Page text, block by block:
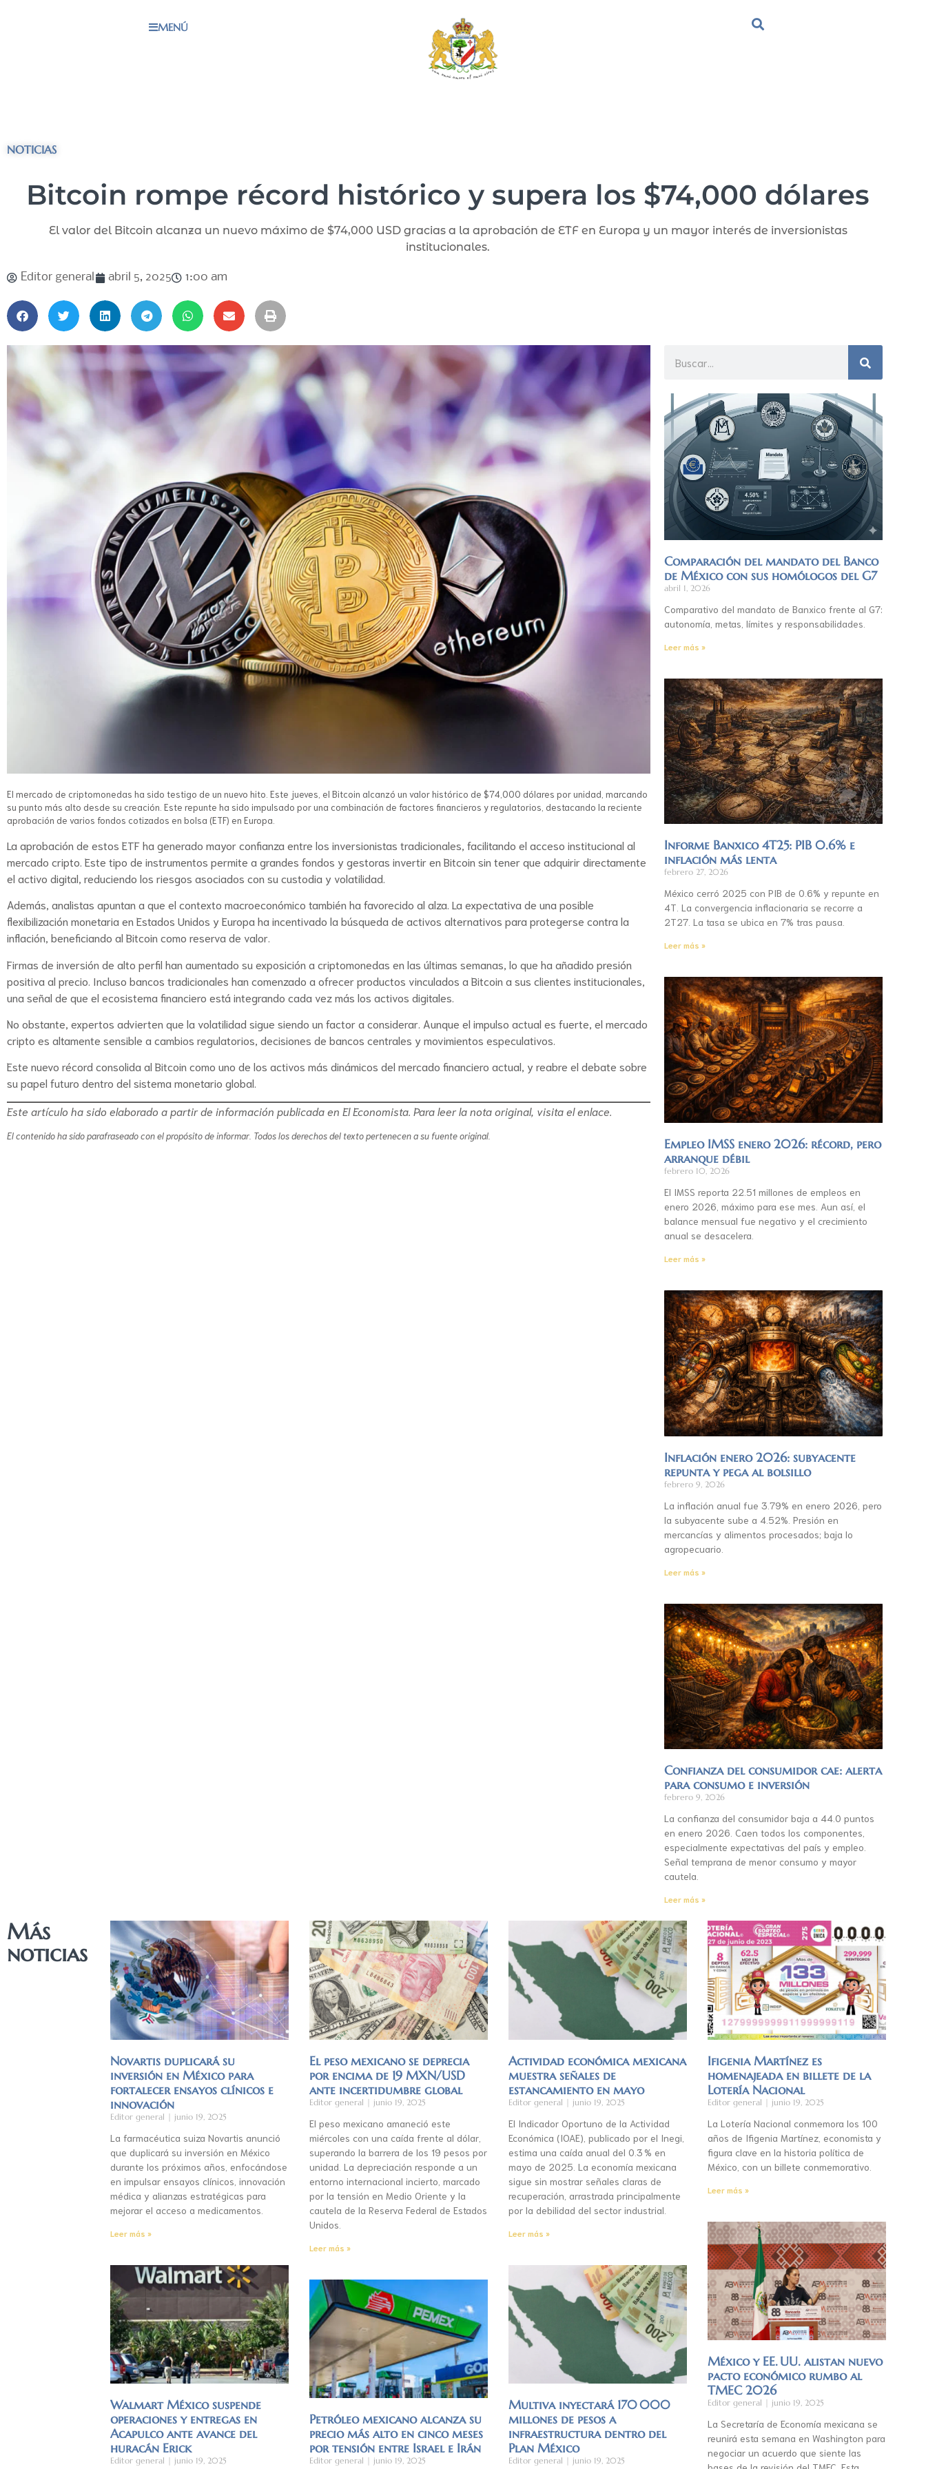
MENÚ
NOTICIAS
Bitcoin rompe récord histórico y supera los $74,000 dólares
El valor del Bitcoin alcanza un nuevo máximo de $74,000 USD gracias a la aprobación de ETF en Europa y un mayor interés de inversionistas
institucionales.
Editor general abril 5, 2025 1:00 am
El mercado de criptomonedas ha sido testigo de un nuevo hito. Este jueves, el Bitcoin alcanzó un valor histórico de $74,000 dólares por unidad, marcando
su punto más alto desde su creación. Este repunte ha sido impulsado por una combinación de factores financieros y regulatorios, destacando la reciente
aprobación de varios fondos cotizados en bolsa (ETF) en Europa.
La aprobación de estos ETF ha generado mayor confianza entre los inversionistas tradicionales, facilitando el acceso institucional al
mercado cripto. Este tipo de instrumentos permite a grandes fondos y gestoras invertir en Bitcoin sin tener que adquirir directamente
el activo digital, reduciendo los riesgos asociados con su custodia y volatilidad.
Además, analistas apuntan a que el contexto macroeconómico también ha favorecido al alza. La expectativa de una posible
flexibilización monetaria en Estados Unidos y Europa ha incentivado la búsqueda de activos alternativos para protegerse contra la
inflación, beneficiando al Bitcoin como reserva de valor.
Firmas de inversión de alto perfil han aumentado su exposición a criptomonedas en las últimas semanas, lo que ha añadido presión
positiva al precio. Incluso bancos tradicionales han comenzado a ofrecer productos vinculados a Bitcoin a sus clientes institucionales,
una señal de que el ecosistema financiero está integrando cada vez más los activos digitales.
No obstante, expertos advierten que la volatilidad sigue siendo un factor a considerar. Aunque el impulso actual es fuerte, el mercado
cripto es altamente sensible a cambios regulatorios, decisiones de bancos centrales y movimientos especulativos.
Este nuevo récord consolida al Bitcoin como uno de los activos más dinámicos del mercado financiero actual, y reabre el debate sobre
su papel futuro dentro del sistema monetario global.
Este artículo ha sido elaborado a partir de información publicada en El Economista . Para leer la nota original, visita el enlace.
El contenido ha sido parafraseado con el propósito de informar. Todos los derechos del texto pertenecen a su fuente original.
Comparación del mandato del Banco
de México con sus homólogos del G7
abril 1, 2026
Comparativo del mandato de Banxico frente al G7:
autonomía, metas, límites y responsabilidades.
Leer más »
Informe Banxico 4T25: PIB 0.6% e
inflación más lenta
febrero 27, 2026
México cerró 2025 con PIB de 0.6% y repunte en
4T. La convergencia inflacionaria se recorre a
2T27. La tasa se ubica en 7% tras pausa.
Leer más »
Empleo IMSS enero 2026: récord, pero
arranque débil
febrero 10, 2026
El IMSS reporta 22.51 millones de empleos en
enero 2026, máximo para ese mes. Aun así, el
balance mensual fue negativo y el crecimiento
anual se desacelera.
Leer más »
Inflación enero 2026: subyacente
repunta y pega al bolsillo
febrero 9, 2026
La inflación anual fue 3.79% en enero 2026, pero
la subyacente sube a 4.52%. Presión en
mercancías y alimentos procesados; baja lo
agropecuario.
Leer más »
Confianza del consumidor cae: alerta
para consumo e inversión
febrero 9, 2026
La confianza del consumidor baja a 44.0 puntos
en enero 2026. Caen todos los componentes,
especialmente expectativas del país y empleo.
Señal temprana de menor consumo y mayor
cautela.
Leer más »
Más
noticias
Novartis duplicará su
inversión en México para
fortalecer ensayos clínicos e
innovación
Editor general junio 19, 2025
La farmacéutica suiza Novartis anunció
que duplicará su inversión en México
durante los próximos años, enfocándose
en impulsar ensayos clínicos, innovación
médica y alianzas estratégicas para
mejorar el acceso a medicamentos.
Leer más »
El peso mexicano se deprecia
por encima de 19 MXN/USD
ante incertidumbre global
Editor general junio 19, 2025
El peso mexicano amaneció este
miércoles con una caída frente al dólar,
superando la barrera de los 19 pesos por
unidad. La depreciación responde a un
entorno internacional incierto, marcado
por la tensión en Medio Oriente y la
cautela de la Reserva Federal de Estados
Unidos.
Leer más »
Actividad económica mexicana
muestra señales de
estancamiento en mayo
Editor general junio 19, 2025
El Indicador Oportuno de la Actividad
Económica (IOAE), publicado por el Inegi,
estima una caída anual del 0.3 % en
mayo de 2025. La economía mexicana
sigue sin mostrar señales claras de
recuperación, arrastrada principalmente
por la debilidad del sector industrial.
Leer más »
Ifigenia Martínez es
homenajeada en billete de la
Lotería Nacional
Editor general junio 19, 2025
La Lotería Nacional conmemora los 100
años de Ifigenia Martínez, economista y
figura clave en la historia política de
México, con un billete conmemorativo.
Leer más »
Walmart México suspende
operaciones y entregas en
Acapulco ante avance del
huracán Erick
Editor general junio 19, 2025
Petróleo mexicano alcanza su
precio más alto en cinco meses
por tensión entre Israel e Irán
Editor general junio 19, 2025
Multiva inyectará 170 000
millones de pesos a
infraestructura dentro del
Plan México
Editor general junio 19, 2025
México y EE. UU. alistan nuevo
pacto económico rumbo al
TMEC 2026
Editor general junio 19, 2025
La Secretaría de Economía mexicana se
reunirá esta semana en Washington para
negociar un acuerdo que siente las